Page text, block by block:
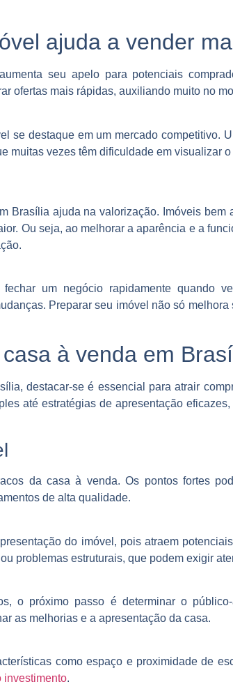
ajuda a vender
seu apelo para potenciais
ofertas mais rápidas, auxiliando muito no
se destaque em um mercado competitivo.
muitas vezes têm dificuldade em visualizar
Brasília ajuda na valorização. Imóveis bem
Ou seja, ao melhorar a aparência e a
um negócio rapidamente quando
Preparar seu imóvel não só
à venda em
destacar-se é essencial para atrair
até estratégias de apresentação
da casa à venda. Os pontos fortes
de alta qualidade.
do imóvel, pois atraem
problemas estruturais, que podem exigir
o próximo passo é determinar o
as melhorias e a apresentação da casa.
como espaço e proximidade de
investimento.